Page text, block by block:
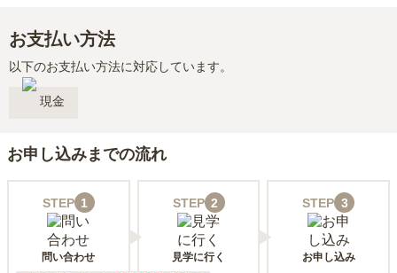
お支払い方法
以下のお支払い方法に対応しています。
現金
お申し込みまでの流れ
STEP 1
問い合わせ
STEP 2
見学に行く
STEP 3
お申し込み